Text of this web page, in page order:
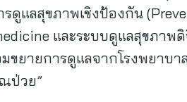
ดูแลสุขภาพเชิงป้องกัน
และระบบดูแลสุขภา
ยายการดูแลจากโรงพยาบ
ป่วย”